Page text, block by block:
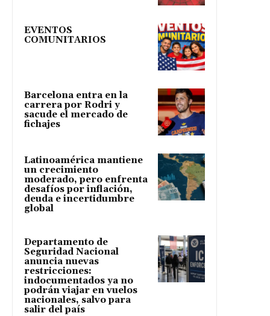
EVENTOS
COMUNITARIOS
Barcelona entra en la
carrera por Rodri y
sacude el mercado de
fichajes
Latinoamérica mantiene
un crecimiento
moderado, pero enfrenta
desafíos por inflación,
deuda e incertidumbre
global
Departamento de
Seguridad Nacional
anuncia nuevas
restricciones:
indocumentados ya no
podrán viajar en vuelos
nacionales, salvo para
salir del país